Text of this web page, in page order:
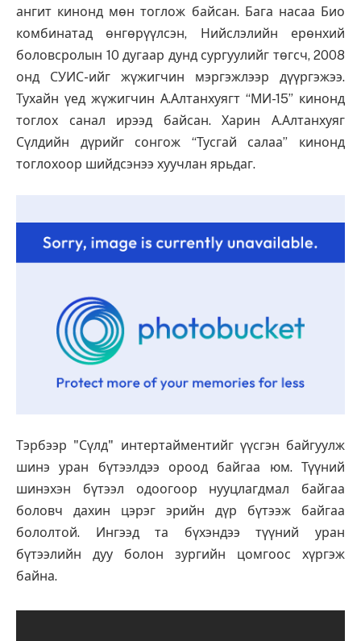
ангит кинонд мөн тоглож байсан. Бага насаа Био
комбинатад өнгөрүүлсэн, Нийслэлийн ерөнхий
боловсролын 10 дугаар дунд сургуулийг төгсч, 2008
онд СУИС-ийг жүжигчин мэргэжлээр дүүргэжээ.
Тухайн үед жүжигчин А.Алтанхуягт “МИ-15” кинонд
тоглох санал ирээд байсан. Харин А.Алтанхуяг
Сүлдийн дүрийг сонгож “Тусгай салаа” кинонд
тоглохоор шийдсэнээ хуучлан ярьдаг.
Тэрбээр "Сүлд" интертайментийг үүсгэн байгуулж
шинэ уран бүтээлдээ ороод байгаа юм. Түүний
шинэхэн бүтээл одоогоор нууцлагдмал байгаа
боловч дахин цэрэг эрийн дүр бүтээж байгаа
бололтой. Ингээд та бүхэндээ түүний уран
бүтээлийн дуу болон зургийн цомгоос хүргэж
байна.